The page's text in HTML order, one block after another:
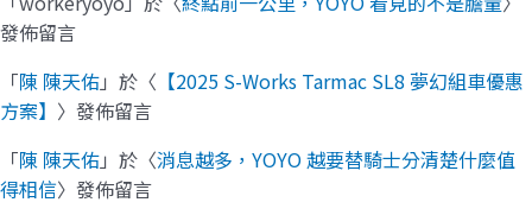
發佈留言
「陳 陳天佑」於〈 【2025 S-Works Tarmac SL8 夢幻組車優惠
方案】 〉發佈留言
「陳 陳天佑」於〈消息越多，YOYO 越要替騎士分清楚什麼值
得相信〉發佈留言